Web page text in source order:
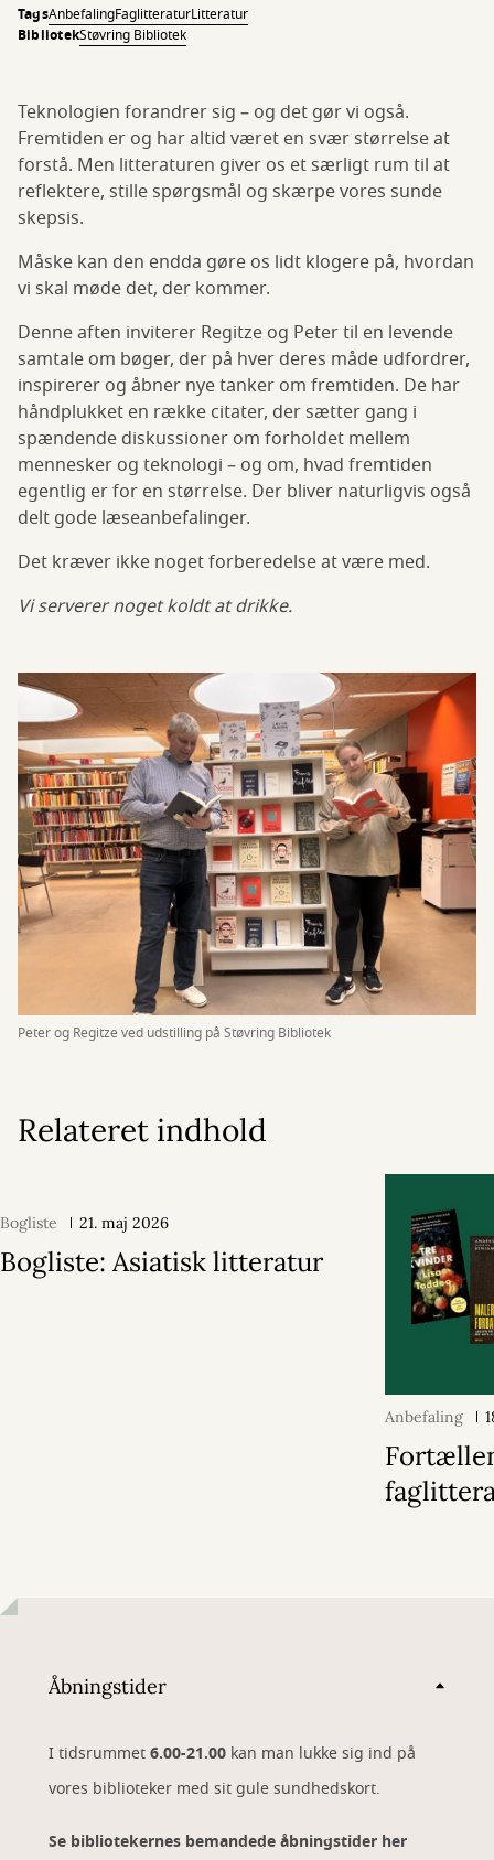
TagsAnbefalingFaglitteraturLitteratur
BibliotekStøvring Bibliotek
Teknologien forandrer sig – og det gør vi også.
Fremtiden er og har altid været en svær størrelse at
forstå. Men litteraturen giver os et særligt rum til at
reflektere, stille spørgsmål og skærpe vores sunde
skepsis.
Måske kan den endda gøre os lidt klogere på, hvordan
vi skal møde det, der kommer.
Denne aften inviterer Regitze og Peter til en levende
samtale om bøger, der på hver deres måde udfordrer,
inspirerer og åbner nye tanker om fremtiden. De har
håndplukket en række citater, der sætter gang i
spændende diskussioner om forholdet mellem
mennesker og teknologi – og om, hvad fremtiden
egentlig er for en størrelse. Der bliver naturligvis også
delt gode læseanbefalinger.
Det kræver ikke noget forberedelse at være med.
Vi serverer noget koldt at drikke.
Peter og Regitze ved udstilling på Støvring Bibliotek
Relateret indhold
Bogliste 21. maj 2026
Bogliste: Asiatisk litteratur
Anbefaling
Åbningstider
I tidsrummet6.00-21.00 kan man lukke sig ind på
vores biblioteker med sit gule sundhedskort.
Se bibliotekernes bemandede åbningstider her